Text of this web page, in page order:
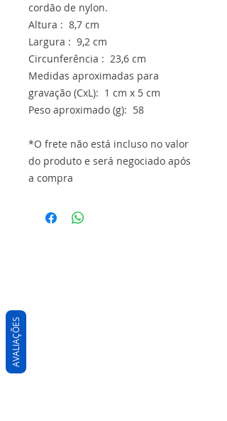
cordão de nylon.
Altura : 8,7 cm
Largura : 9,2 cm
Circunferência : 23,6 cm
Medidas aproximadas para
gravação (CxL): 1 cm x 5 cm
Peso aproximado (g): 58
*O frete não está incluso no valor
do produto e será negociado após
a compra
AVALIAÇÕES